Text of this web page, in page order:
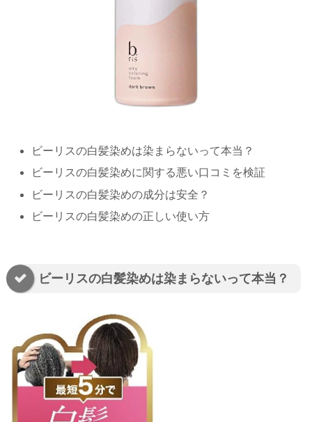
ビーリスの白髪染めは染まらないって本当？
ビーリスの白髪染めに関する悪い口コミを検証
ビーリスの白髪染めの成分は安全？
ビーリスの白髪染めの正しい使い方
ビーリスの白髪染めは染まらないって本当？